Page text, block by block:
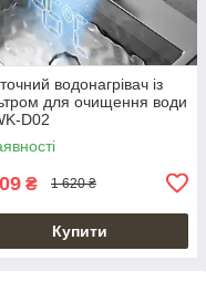
водонагрівач із
для очищення води
D02
₴ 1 620 ₴
Купити